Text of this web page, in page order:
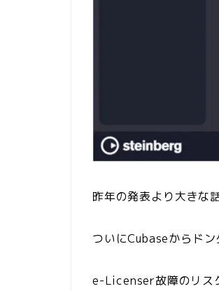
昨年の発表より大きな
ついにCubaseからド
e-Licenser故障のリス